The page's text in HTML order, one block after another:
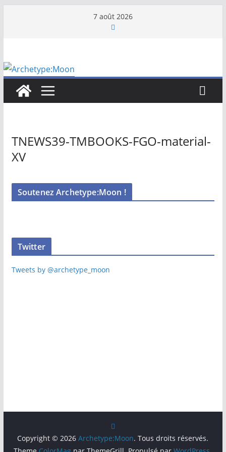
7 août 2026
TNEWS39-TMBOOKS-FGO-material-
XV
Soutenez Archetype:Moon !
Twitter
Tweets by @archetype_moon
Copyright © 2026Archetype:Moon. Tous droits réservés.